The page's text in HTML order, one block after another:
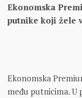
Ekonomska
putnike koji žele
Ekonomska
među putnicima. U